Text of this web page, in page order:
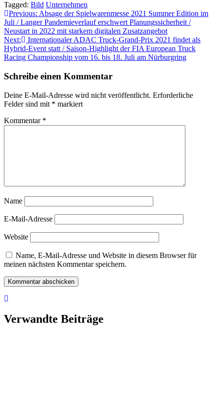
Tagged: Bild Unternehmen
Beitragsnavigation
Previous: Absage der Spielwarenmesse 2021 Summer Edition im
Juli / Langer Pandemieverlauf erschwert Planungssicherheit /
Neustart in 2022 mit starkem digitalen Zusatzangebot
Next:
Internationaler ADAC Truck-Grand-Prix 2021 findet als
Hybrid-Event statt / Saison-Highlight der FIA European Truck
Racing Championship vom 16. bis 18. Juli am Nürburgring
Schreibe einen Kommentar
Deine E-Mail-Adresse wird nicht veröffentlicht. Erforderliche
Felder sind mit * markiert
Kommentar *
Name
E-Mail-Adresse
Website
Name, E-Mail-Adresse und Website in diesem Browser für
meinen nächsten Kommentar speichern.
Verwandte Beiträge